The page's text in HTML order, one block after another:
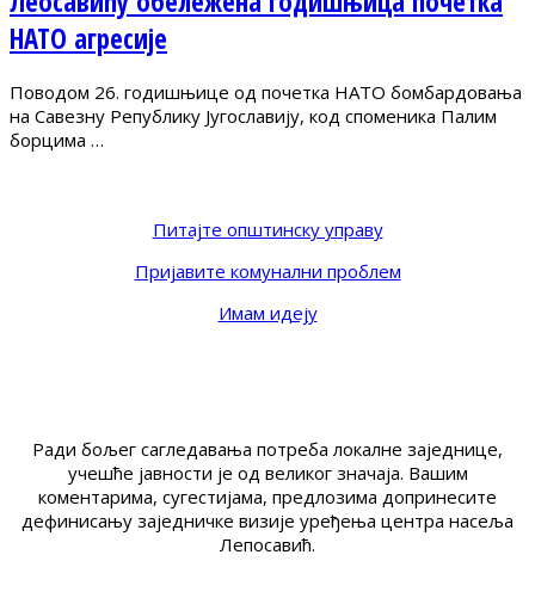
НАТО агресије
Поводом 26. годишњице од почетка НАТО бомбардовања
на Савезну Републику Југославију, код споменика Палим
борцима …
Питајте општинску управу
Пријавите комунални проблем
Имам идеју
Ради бољег сагледавања потреба локалне заједнице,
учешће јавности је од великог значаја. Вашим
коментарима, сугестијама, предлозима допринесите
дефинисању заједничке визије уређења центра насеља
Лепосавић.